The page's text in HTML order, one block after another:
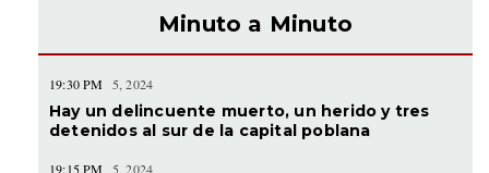
Minuto a Minuto
19:30 PM 5, 2024
Hay un delincuente muerto, un herido y tres
detenidos al sur de la capital poblana
19:15 PM 5, 2024